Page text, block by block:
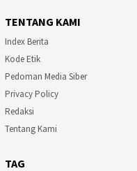
TENTANG KAMI
Index Berita
Kode Etik
Pedoman Media Siber
Privacy Policy
Redaksi
Tentang Kami
TAG